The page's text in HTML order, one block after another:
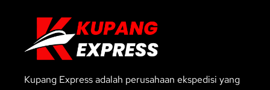
Kupang Express adalah perusahaan ekspedisi yang